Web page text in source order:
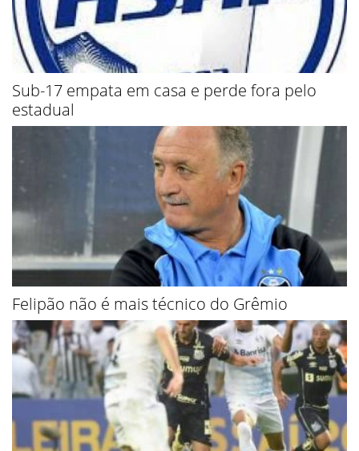
Sub-17 empata em casa e perde fora pelo
estadual
Felipão não é mais técnico do Grêmio